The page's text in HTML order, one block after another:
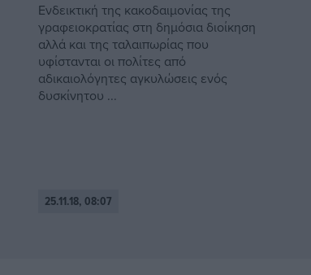
Ενδεικτική της κακοδαιμονίας της
γραφειοκρατίας στη δημόσια διοίκηση
αλλά και της ταλαιπωρίας που
υφίστανται οι πολίτες από
αδικαιολόγητες αγκυλώσεις ενός
δυσκίνητου ...
25.11.18, 08:07